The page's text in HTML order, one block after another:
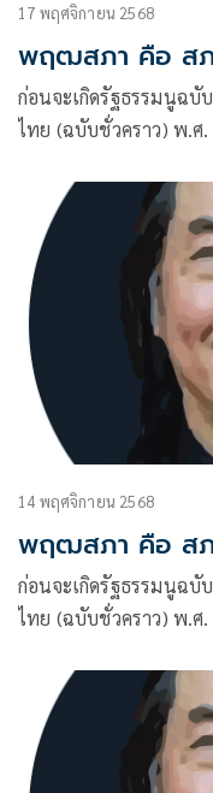
17 พฤศจิกายน 2568
พฤฒสภา คือ สภ
ก่อนจะเกิดรัฐธรรมนูฉ
ไทย (ฉบับชั่วคราว) พ.ศ. 2490 เรามีรัฐธรรมนู
14 พฤศจิกายน 2568
พฤฒสภา คือ สภ
ก่อนจะเกิดรัฐธรรมนูฉ
ไทย (ฉบับชั่วคราว) พ.ศ. 2490 เรามีรัฐธรรมนู